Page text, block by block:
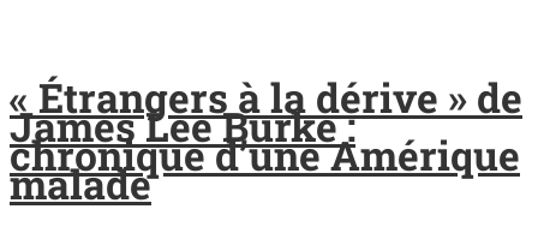
« Étrangers à la dérive » de
James Lee Burke :
chronique d’une Amérique
malade